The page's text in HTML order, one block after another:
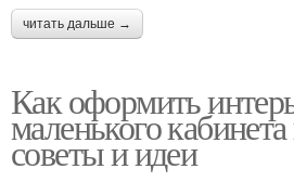
читать дальше →
Как оформить
маленького
советы и идеи